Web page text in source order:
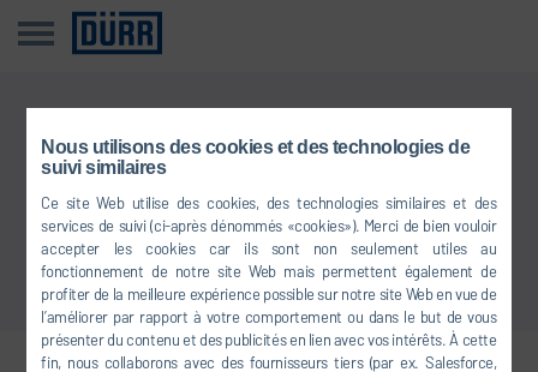
Nous utilisons des cookies et des technologies de
suivi similaires
Ce site Web utilise des cookies, des technologies similaires et des
services de suivi (ci-après dénommés «cookies»). Merci de bien vouloir
accepter les cookies car ils sont non seulement utiles au
fonctionnement de notre site Web mais permettent également de
profiter de la meilleure expérience possible sur notre site Web en vue de
l’améliorer par rapport à votre comportement ou dans le but de vous
présenter du contenu et des publicités en lien avec vos intérêts. À cette
fin, nous collaborons avec des fournisseurs tiers (par ex. Salesforce,
Cette information n’est pas disponible dans votre langue
Retour à l'aperçu